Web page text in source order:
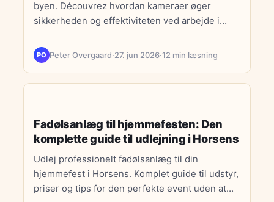
byen. Découvrez hvordan kameraer øger
sikkerheden og effektiviteten ved arbejde i
PO Peter Overgaard·27. jun 2026·12 min læsning
Fadølsanlæg til hjemmefesten: Den
komplette guide til udlejning i Horsens
Udlej professionelt fadølsanlæg til din
hjemmefest i Horsens. Komplet guide til udstyr,
priser og tips for den perfekte event uden at